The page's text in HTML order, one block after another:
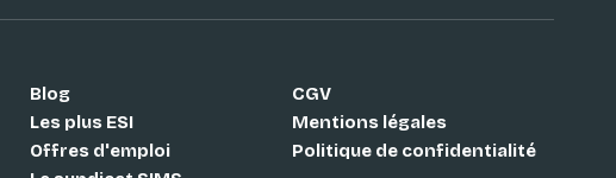
Blog
Les plus ESI
Offres d'emploi
CGV
Mentions légales
Politique de confidentialité